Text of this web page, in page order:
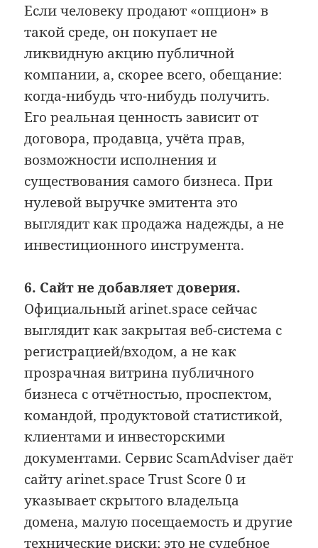
Если человеку продают «опцион» в
такой среде, он покупает не
ликвидную акцию публичной
компании, а, скорее всего, обещание:
когда-нибудь что-нибудь получить.
Его реальная ценность зависит от
договора, продавца, учёта прав,
возможности исполнения и
существования самого бизнеса. При
нулевой выручке эмитента это
выглядит как продажа надежды, а не
инвестиционного инструмента.
6. Сайт не добавляет доверия.
Официальный arinet.space сейчас
выглядит как закрытая веб-система с
регистрацией/входом, а не как
прозрачная витрина публичного
бизнеса с отчётностью, проспектом,
командой, продуктовой статистикой,
клиентами и инвесторскими
документами. Сервис ScamAdviser даёт
сайту arinet.space Trust Score 0 и
указывает скрытого владельца
домена, малую посещаемость и другие
технические риски; это не судебное